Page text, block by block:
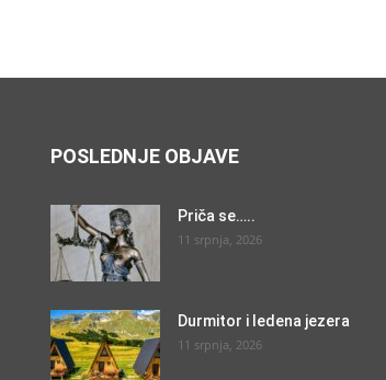
POSLEDNJE OBJAVE
Priča se…..
11 srpnja, 2026
Durmitor i ledena jezera
11 srpnja, 2026